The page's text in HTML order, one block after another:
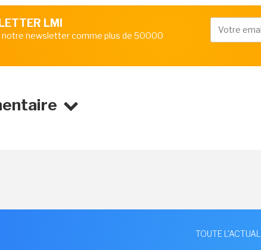
LMI
notre newsletter comme plus de 50000
TOUTE